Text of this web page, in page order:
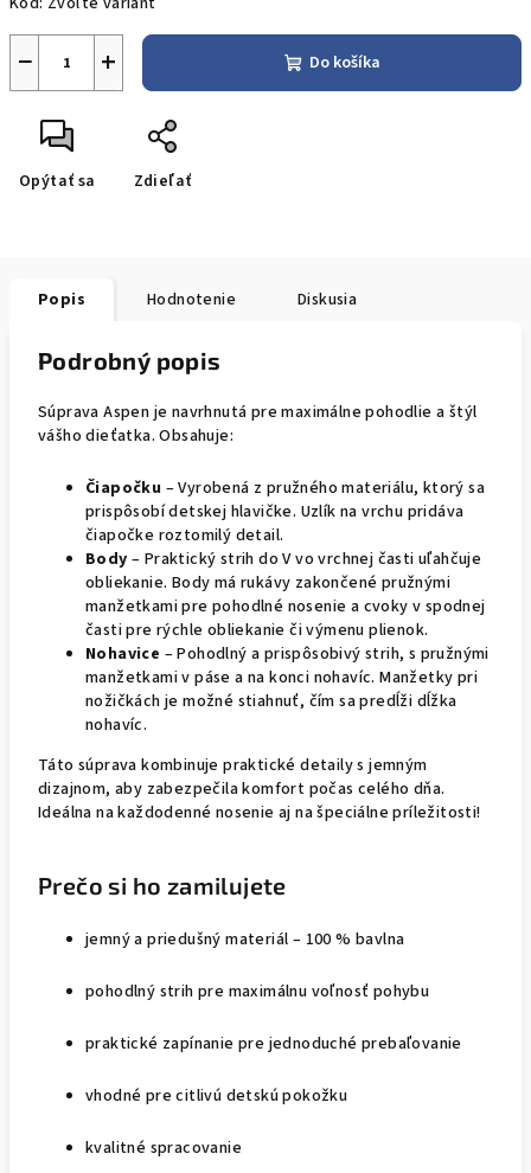
+
− Do košíka
Opýtať sa Zdieľať
Popis Hodnotenie Diskusia
Podrobný popis
Súprava Aspen je navrhnutá pre maximálne pohodlie a štýl
vášho dieťatka. Obsahuje:
Čiapočku – Vyrobená z pružného materiálu, ktorý sa
prispôsobí detskej hlavičke. Uzlík na vrchu pridáva
čiapočke roztomilý detail.
Body – Praktický strih do V vo vrchnej časti uľahčuje
obliekanie. Body má rukávy zakončené pružnými
manžetkami pre pohodlné nosenie a cvoky v spodnej
časti pre rýchle obliekanie či výmenu plienok.
Nohavice – Pohodlný a prispôsobivý strih, s pružnými
manžetkami v páse a na konci nohavíc. Manžetky pri
nožičkách je možné stiahnuť, čím sa predĺži dĺžka
nohavíc.
Táto súprava kombinuje praktické detaily s jemným
dizajnom, aby zabezpečila komfort počas celého dňa.
Ideálna na každodenné nosenie aj na špeciálne príležitosti!
Prečo si ho zamilujete
jemný a priedušný materiál – 100 % bavlna
pohodlný strih pre maximálnu voľnosť pohybu
praktické zapínanie pre jednoduché prebaľovanie
vhodné pre citlivú detskú pokožku
kvalitné spracovanie